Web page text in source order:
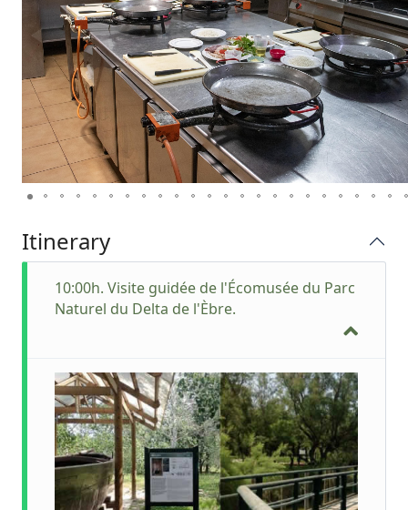
Itinerary
10:00h. Visite guidée de l'Écomusée du Parc
Naturel du Delta de l'Èbre.